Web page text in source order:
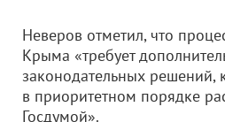
Неверов отметил, что
Крыма «требует
законодательных решений,
в приоритетном порядке
Госдумой».